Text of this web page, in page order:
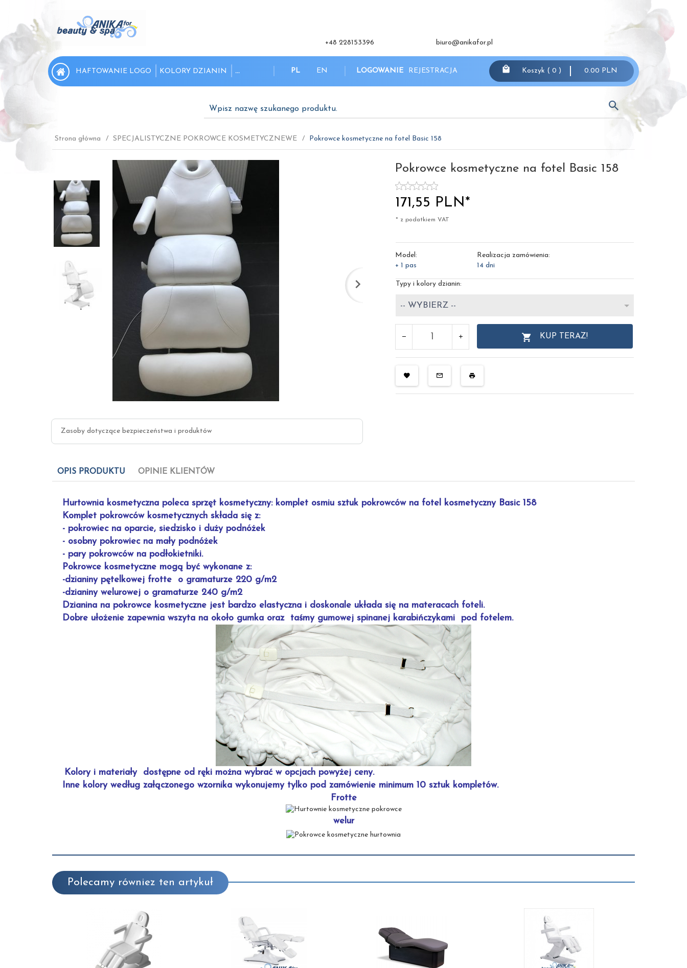
+48 228153396 biuro@anikafor.pl
HAFTOWANIE LOGO KOLORY DZIANIN ... PL EN LOGOWANIE REJESTRACJA Koszyk (0 ) 0.00 PLN
Wpisz nazwę szukanego produktu.
Strona główna SPECJALISTYCZNE POKROWCE KOSMETYCZNEWE Pokrowce kosmetyczne na fotel Basic 158
Zasoby dotyczące bezpieczeństwa i produktów
Pokrowce kosmetyczne na fotel Basic 158
171,55 PLN*
* z podatkiem VAT
Model:
+ 1 pas
Realizacja zamówienia:
14 dni
Typy i kolory dzianin:
-- WYBIERZ --
KUP TERAZ!
OPIS PRODUKTU OPINIE KLIENTÓW
Hurtownia kosmetyczna poleca sprzęt kosmetyczny: komplet osmiu sztuk pokrowców na fotel kosmetyczny Basic 158
Komplet pokrowców kosmetycznych składa się z:
- pokrowiec na oparcie, siedzisko i duży podnóżek
- osobny pokrowiec na mały podnóżek
- pary pokrowców na podłokietniki.
Pokrowce kosmetyczne mogą być wykonane z:
-dzianiny pętelkowej frotte o gramaturze 220 g/m2
-dzianiny welurowej o gramaturze 240 g/m2
Dzianina na pokrowce kosmetyczne jest bardzo elastyczna i doskonale układa się na materacach foteli.
Dobre ułożenie zapewnia wszyta na około gumka oraz taśmy gumowej spinanej karabińczykami pod fotelem.
Kolory i materiały dostępne od ręki można wybrać w opcjach powyżej ceny.
Inne kolory według załączonego wzornika wykonujemy tylko pod zamówienie minimum 10 sztuk kompletów.
Frotte
welur
Polecamy równiez ten artykuł